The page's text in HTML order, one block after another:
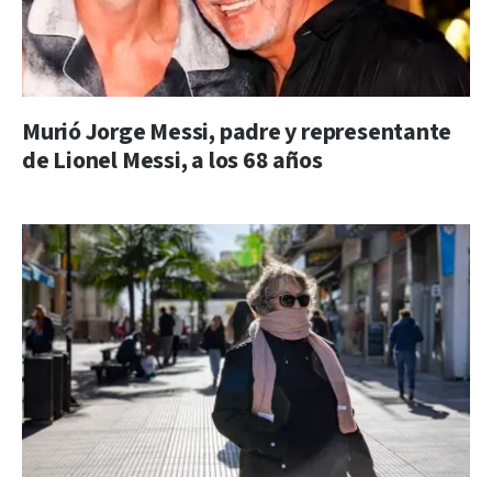
Murió Jorge Messi, padre y representante
de Lionel Messi, a los 68 años